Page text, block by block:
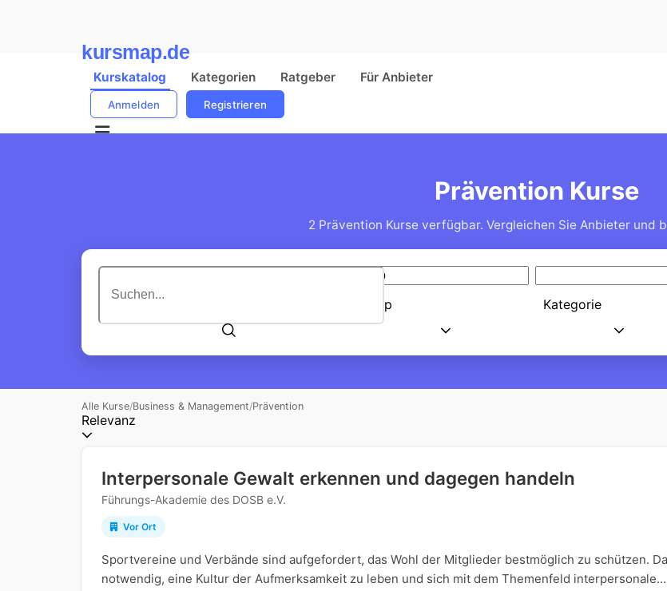
kursmap.de
Kurskatalog Kategorien Ratgeber Für Anbieter
Anmelden Registrieren
Prävention Kurse
2 Prävention Kurse verfügbar. Vergleichen Sie Anbieter und
Typ Kategorie
Alle Kurse/Business & Management/Prävention
Relevanz
Interpersonale Gewalt erkennen und dagegen handeln
Führungs-Akademie des DOSB e.V.
Vor Ort
Sportvereine und Verbände sind aufgefordert, das Wohl der Mitglieder bestmöglich zu schützen.
notwendig, eine Kultur der Aufmerksamkeit zu leben und sich mit dem Themenfeld interpersonale...